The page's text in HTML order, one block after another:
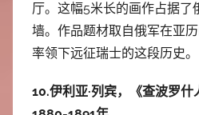
厅。这幅5米长的画作占据了
墙。作品题材取自俄军在亚
率领下远征瑞士的这段历史。
10.伊利亚·列宾，《查波罗什